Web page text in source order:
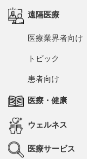
遠隔医療
医療業界者向け
トピック
患者向け
医療・健康
ウェルネス
医療サービス